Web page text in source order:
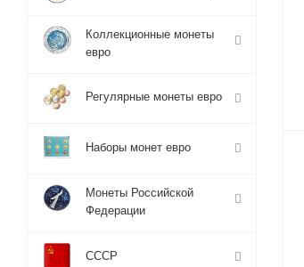
Коллекционные монеты
евро
Регулярные монеты евро
Наборы монет евро
Монеты Российской
Федерации
СССР